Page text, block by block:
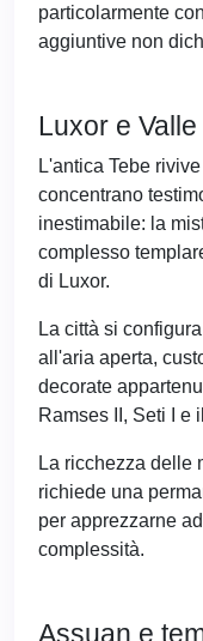
particolarmente
aggiuntive non
Luxor e
L'antica Tebe
concentrano
inestimabile: la
complesso
di Luxor.
La città si
all'aria aperta,
decorate
Ramses II, Seti I e
La ricchezza delle
richiede una
per apprezzarne
complessità.
Assuan e